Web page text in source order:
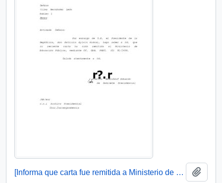
[Informa que carta fue remitida a Ministerio de Educación Pública, mediante Of. GAB. PRES. (0) 91/2438]